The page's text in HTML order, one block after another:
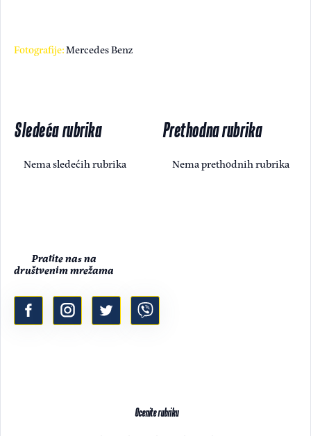
Fotografije:Mercedes Benz
Sledeća rubrika
Nema sledećih rubrika
Prethodna rubrika
Nema prethodnih rubrika
Pratite nas na
društvenim mrežama
Ocenite rubriku